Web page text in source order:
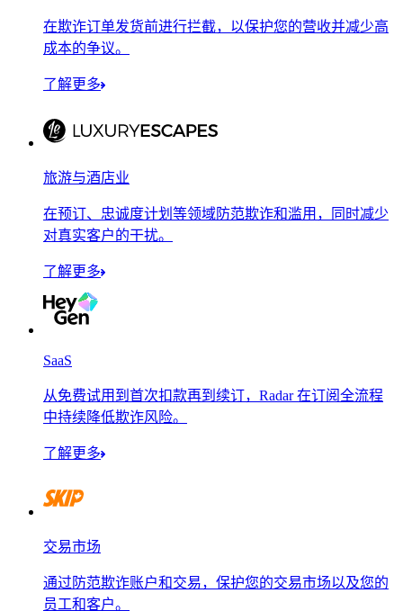
在欺诈订单发货前进行拦截，以保护您的营收并减少高
成本的争议。
了解更多
旅游与酒店业
在预订、忠诚度计划等领域防范欺诈和滥用，同时减少
对真实客户的干扰。
了解更多
SaaS
从免费试用到首次扣款再到续订，Radar 在订阅全流程
中持续降低欺诈风险。
了解更多
交易市场
通过防范欺诈账户和交易，保护您的交易市场以及您的
员工和客户。